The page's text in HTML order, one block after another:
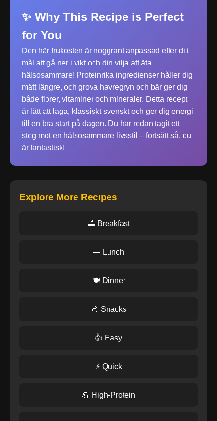
✨ Why This Recipe is Perfect
for You
Den här frukosten är noggrant anpassad efter ditt
mål att gå ner i vikt och din vilja att äta
hälsosammare! Proteinrika ingredienser håller dig
mätt längre, och grova havregryn och bär ger dig
både fibrer, vitaminer och mineraler. Detta recept
är lätt att laga, klassiskt svenskt och ger dig energi
till en bra start på dagen. Du har redan tagit ett
steg mot en hälsosammare livsstil – fortsätt så, du
är fantastisk!
Explore More Recipes
🌅 Breakfast
🥪 Lunch
🍽️ Dinner
🍎 Snacks
👍 Easy
⚡ Quick
💪 High-Protein